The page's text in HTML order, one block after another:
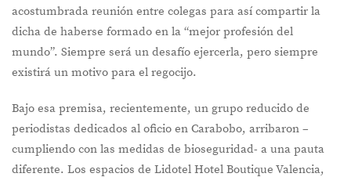
acostumbrada reunión entre colegas para así compartir la
dicha de haberse formado en la “mejor profesión del
mundo”. Siempre será un desafío ejercerla, pero siempre
existirá un motivo para el regocijo.
Bajo esa premisa, recientemente, un grupo reducido de
periodistas dedicados al oficio en Carabobo, arribaron –
cumpliendo con las medidas de bioseguridad- a una pauta
diferente. Los espacios de Lidotel Hotel Boutique Valencia,